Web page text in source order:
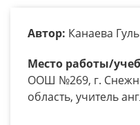
Автор: Канаева
Место работы/
ООШ №269, г.
область, учитель